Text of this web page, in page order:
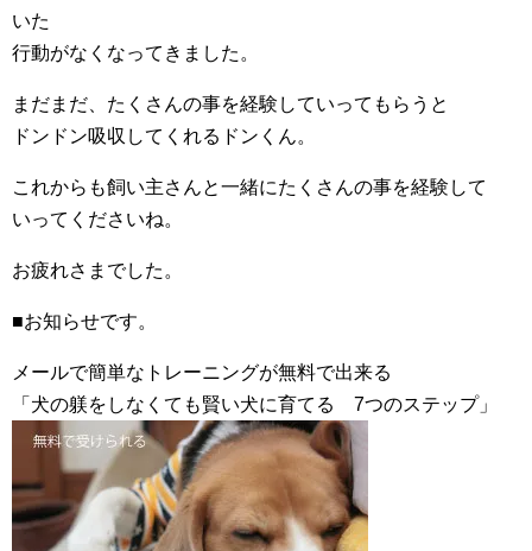
いた
行動がなくなってきました。
まだまだ、たくさんの事を経験していってもらうと
ドンドン吸収してくれるドンくん。
これからも飼い主さんと一緒にたくさんの事を経験して
いってくださいね。
お疲れさまでした。
■お知らせです。
メールで簡単なトレーニングが無料で出来る
「犬の躾をしなくても賢い犬に育てる 7つのステップ」